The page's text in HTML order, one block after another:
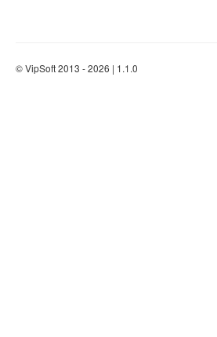
© VipSoft 2013 - 2026 | 1.1.0